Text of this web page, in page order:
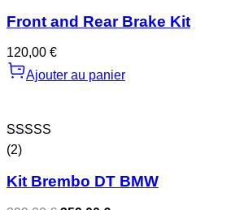
Front and Rear Brake Kit
120,00 €
Ajouter au panier
Note
(2)
Kit Brembo DT BMW